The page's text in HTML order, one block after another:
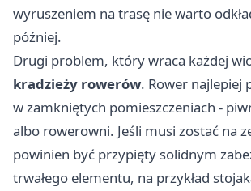
wyruszeniem na trasę nie warto
później.
Drugi problem, który wraca każdej
kradzieży rowerów. Rower najlepiej
w zamkniętych pomieszczeniach -
albo rowerowni. Jeśli musi zostać na
powinien być przypięty solidnym
trwałego elementu, na przykład